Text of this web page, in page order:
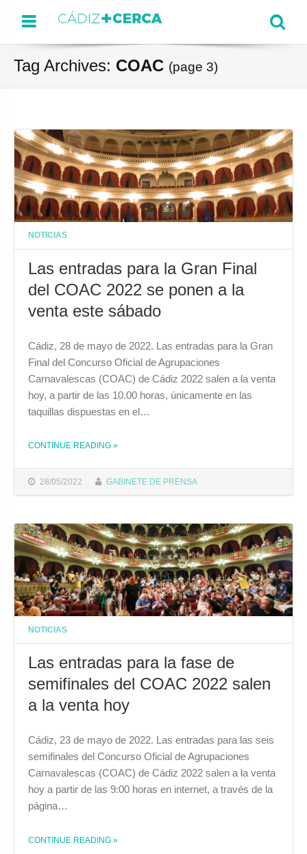
Menu
Tag Archives: COAC (page 3)
NOTICIAS
Las entradas para la Gran Final
del COAC 2022 se ponen a la
venta este sábado
28/05/2022 GABINETE DE PRENSA
Cádiz, 28 de mayo de 2022. Las entradas para la Gran
Final del Concurso Oficial de Agrupaciones
Carnavalescas (COAC) de Cádiz 2022 salen a la venta
hoy, a partir de las 10.00 horas, únicamente en las
taquillas dispuestas en el…
CONTINUE READING THE "LAS ENTRADAS PARA LA GRAN FINAL DEL COAC 2022 SE PONEN A LA VENTA ESTE SÁBADO"
»
NOTICIAS
Las entradas para la fase de
semifinales del COAC 2022 salen
a la venta hoy
Cádiz, 23 de mayo de 2022. Las entradas para las seis
semifinales del Concurso Oficial de Agrupaciones
Carnavalescas (COAC) de Cádiz 2022 salen a la venta
hoy a partir de las 9:00 horas en internet, a través de la
página…
CONTINUE READING THE "LAS ENTRADAS PARA LA FASE DE SEMIFINALES DEL COAC 2022 SALEN A LA VENTA HOY"
»